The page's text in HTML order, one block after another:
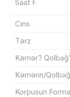
Saat F
Cins
Tərz
Kəmər?
Kəmərin/
Korpusun
Sifarişin